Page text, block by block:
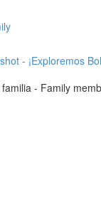
- ¡Exploremos
- Family